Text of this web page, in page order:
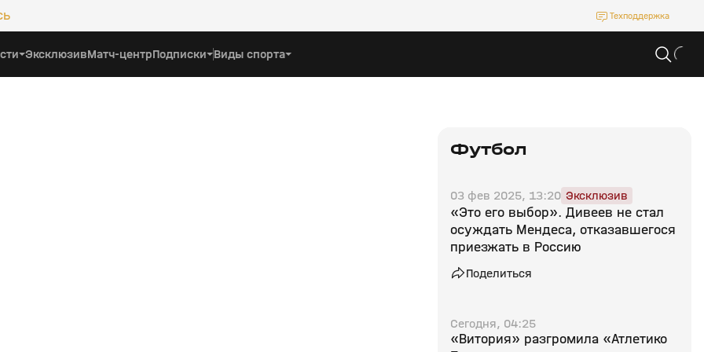
Техподдержка
ЭксклюзивМатч-центрПодписки Виды спорта
Футбол
03 фев 2025, 13:20 Эксклюзив
«Это его выбор». Дивеев не стал
осуждать Мендеса, отказавшегося
приезжать в Россию
Поделиться
Сегодня, 04:25
«Витория» разгромила «Атлетико